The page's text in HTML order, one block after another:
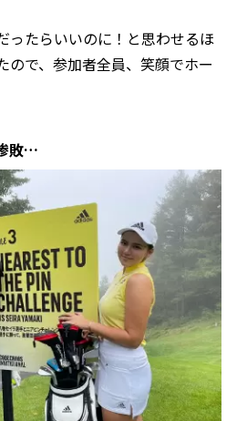
ったらいいのに！と思わせるほ
ので、参加者全員、笑顔でホー
敗…